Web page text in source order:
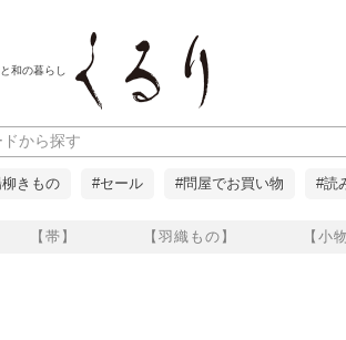
和の暮らし
【帯】 【羽織もの】 【小
きもの #セール #問屋でお買い物 #読